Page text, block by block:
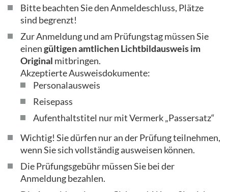
Bitte beachten Sie den Anmeldeschluss, Plätze
sind begrenzt!
Zur Anmeldung und am Prüfungstag müssen Sie
einengültigen amtlichen Lichtbildausweis im
Original mitbringen.
Akzeptierte Ausweisdokumente:
Personalausweis
Reisepass
Aufenthaltstitel nur mit Vermerk „Passersatz“
Wichtig! Sie dürfen nur an der Prüfung teilnehmen,
wenn Sie sich vollständig ausweisen können.
Die Prüfungsgebühr müssen Sie bei der
Anmeldung bezahlen.